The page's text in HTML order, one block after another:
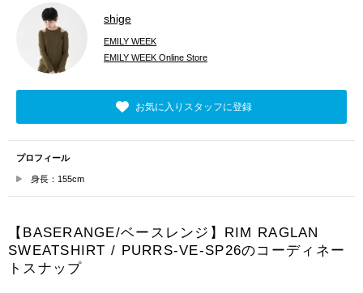
shige
EMILY WEEK
EMILY WEEK Online Store
お気に入りスタッフに登録
プロフィール
身長：155cm
【BASERANGE/ベースレンジ】RIM RAGLAN
SWEATSHIRT / PURRS-VE-SP26のコーディネー
トスナップ